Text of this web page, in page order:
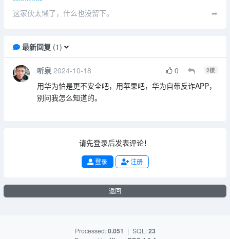
这家伙太懒了，什么也没留下。 ➦
最新回复(1)
听泉 2024-10-18 0 2楼
用华为怕是更不安全吧，用苹果吧，华为自带反诈APP，
别问我怎么知道的。
请先登录后发表评论！
登录 注册
返回
Processed:0.051 | SQL:23